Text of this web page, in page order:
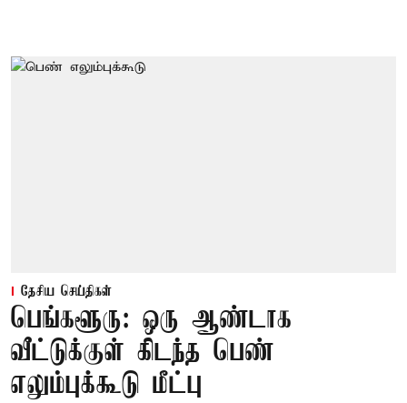
தேசிய செய்திகள்
பெங்களூரு: ஒரு ஆண்டாக
வீட்டுக்குள் கிடந்த பெண்
எலும்புக்கூடு மீட்பு